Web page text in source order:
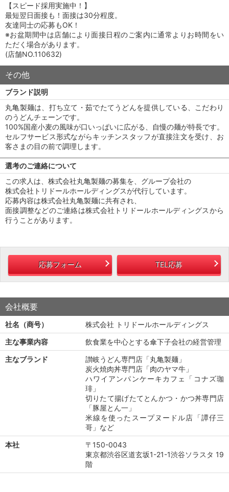
【スピード採用実施中！】
最短翌日面接も！面接は30分程度。
友達同士の応募もOK！
※お盆期間中は店舗により面接日程のご案内に通常よりお時間をい
ただく場合があります。
(店舗NO.110632)
その他
ブランド説明
丸亀製麺は、打ち立て・茹でたてうどんを提供している、こだわり
のうどんチェーンです。
100%国産小麦の風味が口いっぱいに広がる、自慢の麺が特長です。
セルフサービス形式ながらキッチンスタッフが直接注文を受け、お
客さまの目の前で調理します。
選考のご連絡について
この求人は、株式会社丸亀製麺の募集を、グループ会社の
株式会社トリドールホールディングスが代行しています。
応募内容は株式会社丸亀製麺に共有され、
面接調整などのご連絡は株式会社トリドールホールディングスから
行うことがあります。
応募フォーム TEL応募
会社概要
社名（商号）
株式会社 トリドールホールディングス
主な事業内容
飲食業を中心とする傘下子会社の経営管理
主なブランド
讃岐うどん専門店「丸亀製麺」
炭火焼肉丼専門店「肉のヤマ牛」
ハワイアンパンケーキカフェ「コナズ珈
琲」
切りたて揚げたてとんかつ・かつ丼専門店
「豚屋とん一」
米線を使ったスープヌードル店「譚仔三
哥」など
本社
〒150-0043
東京都渋谷区道玄坂1-21-1渋谷ソラスタ 19
階